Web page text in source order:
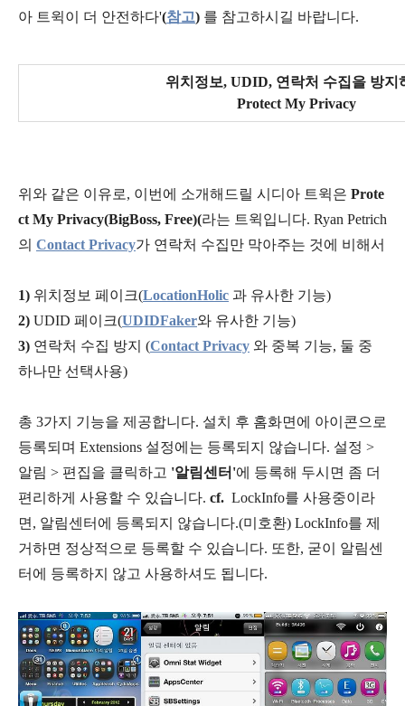
아 트윅이 더 안전하다'(참고) 를 참고하시길 바랍니다.
위치정보, UDID, 연락처 수집을 방지
Protect My Privacy
위와 같은 이유로, 이번에 소개해드릴 시디아 트윅은 Prote
ct My Privacy(BigBoss, Free)(라는 트윅입니다. Ryan Petrich
의 Contact Privacy가 연락처 수집만 막아주는 것에 비해서
1) 위치정보 페이크(LocationHolic 과 유사한 기능)
2) UDID 페이크(UDIDFaker와 유사한 기능)
3) 연락처 수집 방지 (Contact Privacy 와 중복 기능, 둘 중
하나만 선택사용)
총 3가지 기능을 제공합니다. 설치 후 홈화면에 아이콘으로
등록되며 Extensions 설정에는 등록되지 않습니다. 설정 >
알림 > 편집을 클릭하고 '알림센터'에 등록해 두시면 좀 더
편리하게 사용할 수 있습니다. cf. LockInfo를 사용중이라
면, 알림센터에 등록되지 않습니다.(미호환) LockInfo를 제
거하면 정상적으로 등록할 수 있습니다. 또한, 굳이 알림센
터에 등록하지 않고 사용하셔도 됩니다.